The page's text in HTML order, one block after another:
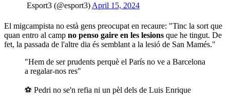
 Esport3 (@esport3) April 15, 2024
El migcampista no està gens preocupat en recaure: "Tinc la sort que
quan entro al camp no penso gaire en les lesions que he tingut. De
fet, la passada de l'altre dia és semblant a la lesió de San Mamés."
"Hem de ser prudents perquè el París no ve a Barcelona
a regalar-nos res"
⚽ Pedri no se'n refia ni un pèl dels de Luis Enrique